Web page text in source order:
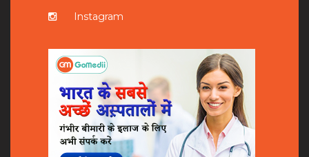
Instagram